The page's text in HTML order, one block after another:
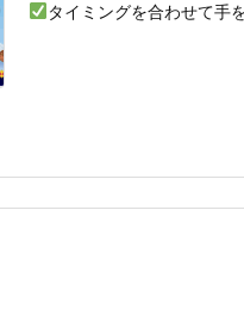
タイミングを合わせて手